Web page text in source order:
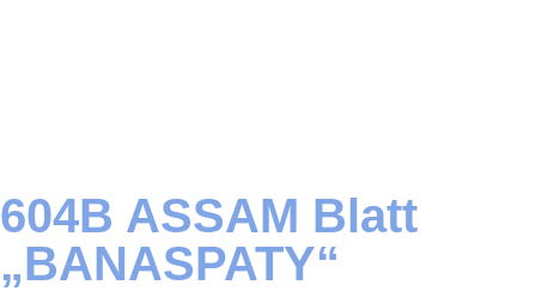
604B ASSAM Blatt
„BANASPATY“